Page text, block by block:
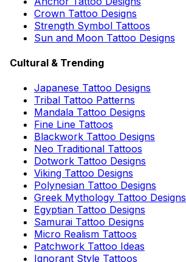
Crown Tattoo Designs
Strength Symbol Tattoos
Sun and Moon Tattoo Designs
Cultural & Trending
Japanese Tattoo Designs
Tribal Tattoo Patterns
Mandala Tattoo Designs
Fine Line Tattoos
Blackwork Tattoo Designs
Neo Traditional Tattoos
Dotwork Tattoo Designs
Viking Tattoo Designs
Polynesian Tattoo Designs
Greek Mythology Tattoo Designs
Egyptian Tattoo Designs
Samurai Tattoo Designs
Micro Realism Tattoos
Patchwork Tattoo Ideas
Ignorant Style Tattoos